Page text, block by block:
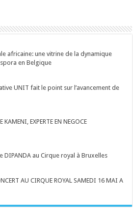
africaine: une vitrine de la dynamique
en Belgique
UNIT fait le point sur l’avancement de
KAMENI, EXPERTE EN NEGOCE
DIPANDA au Cirque royal à Bruxelles
AU CIRQUE ROYAL SAMEDI 16 MAI A